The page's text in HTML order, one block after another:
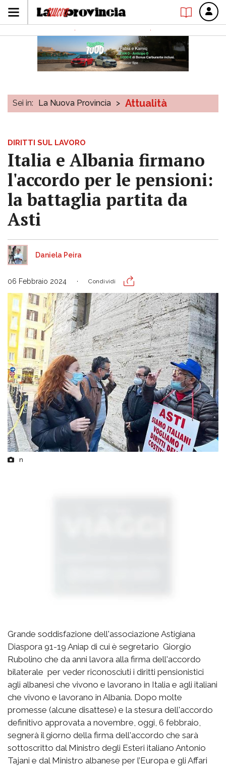
Sei in: La Nuova Provincia > Attualità
DIRITTI SUL LAVORO
Italia e Albania firmano
l'accordo per le pensioni:
la battaglia partita da
Asti
Daniela Peira
06 Febbraio 2024 Condividi
n
Grande soddisfazione dell'associazione Astigiana
Diaspora 91-19 Aniap di cui è segretario Giorgio
Rubolino che da anni lavora alla firma dell'accordo
bilaterale per veder riconosciuti i diritti pensionistici
agli albanesi che vivono e lavorano in Italia e agli italiani
che vivono e lavorano in Albania. Dopo molte
promesse (alcune disattese) e la stesura dell'accordo
definitivo approvata a novembre, oggi, 6 febbraio,
segnerà il giorno della firma dell'accordo che sarà
sottoscritto dal Ministro degli Esteri italiano Antonio
Tajani e dal Ministro albanese per l’Europa e gli Affari